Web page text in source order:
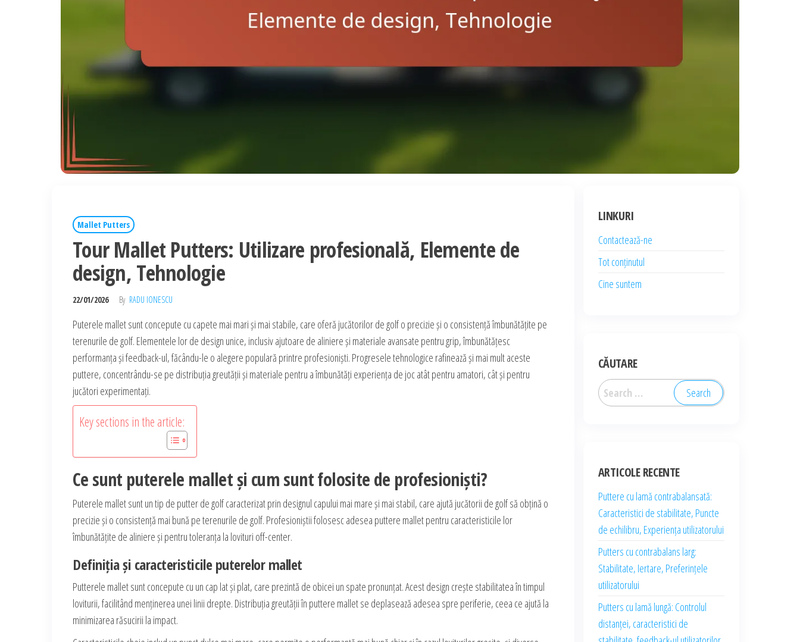
Mallet Putters
Tour Mallet Putters: Utilizare profesională, Elemente de
design, Tehnologie
22/01/2026 By RADU IONESCU
Puterele mallet sunt concepute cu capete mai mari și mai stabile, care oferă jucătorilor de golf o precizie și o consistență îmbunătățite pe
terenurile de golf. Elementele lor de design unice, inclusiv ajutoare de aliniere și materiale avansate pentru grip, îmbunătățesc
performanța și feedback-ul, făcându-le o alegere populară printre profesioniști. Progresele tehnologice rafinează și mai mult aceste
puttere, concentrându-se pe distribuția greutății și materiale pentru a îmbunătăți experiența de joc atât pentru amatori, cât și pentru
jucători experimentați.
Key sections in the article:
Ce sunt puterele mallet și cum sunt folosite de profesioniști?
Puterele mallet sunt un tip de putter de golf caracterizat prin designul capului mai mare și mai stabil, care ajută jucătorii de golf să obțină o
precizie și o consistență mai bună pe terenurile de golf. Profesioniștii folosesc adesea puttere mallet pentru caracteristicile lor
îmbunătățite de aliniere și pentru toleranța la lovituri off-center.
Definiția și caracteristicile puterelor mallet
Putterele mallet sunt concepute cu un cap lat și plat, care prezintă de obicei un spate pronunțat. Acest design crește stabilitatea în timpul
loviturii, facilitând menținerea unei linii drepte. Distribuția greutății în puttere mallet se deplasează adesea spre periferie, ceea ce ajută la
minimizarea răsucirii la impact.
LINKURI
Contactează-ne
Tot conținutul
Cine suntem
CĂUTARE
Search
for:
ARTICOLE RECENTE
Puttere cu lamă contrabalansată:
Caracteristici de stabilitate, Puncte
de echilibru, Experiența utilizatorului
Putters cu contrabalans larg:
Stabilitate, Iertare, Preferințele
utilizatorului
Putters cu lamă lungă: Controlul
distanței, caracteristici de